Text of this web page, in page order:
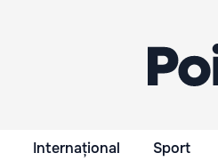
Internațional Sport